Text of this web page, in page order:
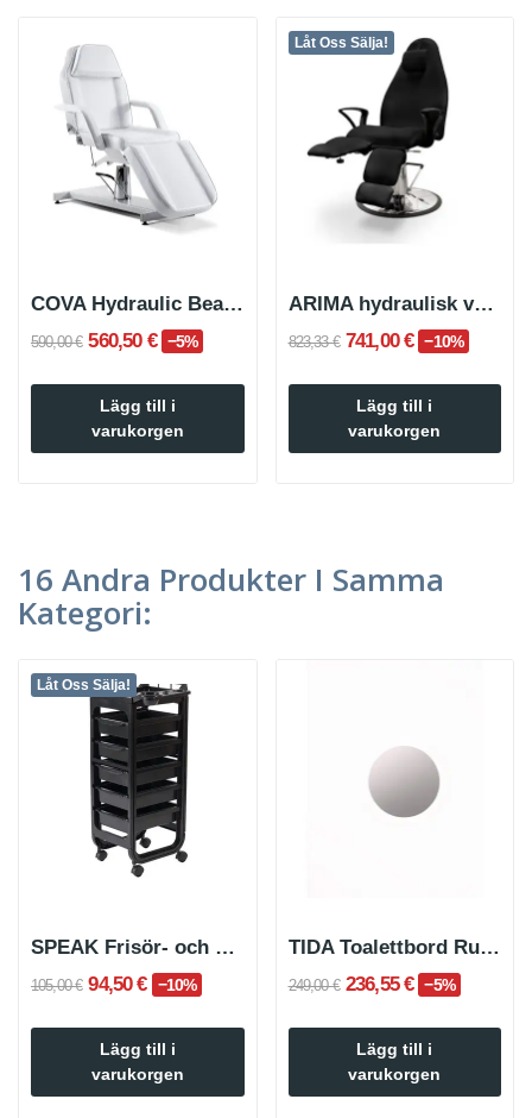
COVA Hydraulic Beauty Care Stol
590,00 € 560,50 € −5%
Lägg till i
varukorgen
Låt Oss Sälja!
ARIMA hydraulisk vårdstol
823,33 € 741,00 € −10%
Lägg till i
varukorgen
16 Andra Produkter I Samma
Kategori:
Låt Oss Sälja!
SPEAK Frisör- och skönhetsvagn
105,00 € 94,50 € −10%
Lägg till i
varukorgen
TIDA Toalettbord Rund Spegel
249,00 € 236,55 € −5%
Lägg till i
varukorgen